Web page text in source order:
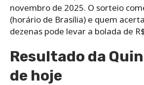
novembro de 2025. O sorteio
(horário de Brasília) e quem
dezenas pode levar a bolada de
Resultado da
de hoje